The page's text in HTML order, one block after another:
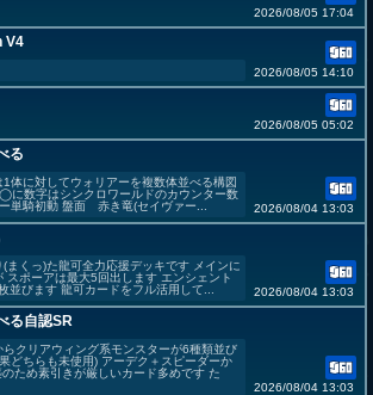
2026/08/05 17:04
V4
2026/08/05 14:10
2026/08/05 05:02
る
体に対してウォリアーを複数体並べる構図
に数字はシンクロワールドのカウンター数
単騎初動 盤面 赤き竜(セイヴァー...
2026/08/04 13:03
まくっ)た龍可全力応援デッキです メインに
スポーアは最大5回出します エンシェント
並びます 龍可カードをフル活用して...
2026/08/04 13:03
る自認SR
クリアウィング系モンスターが6種類並び
どちらも未使用) アーデク＋スピーダーか
ため素引きが厳しいカード多めです た
2026/08/04 13:03